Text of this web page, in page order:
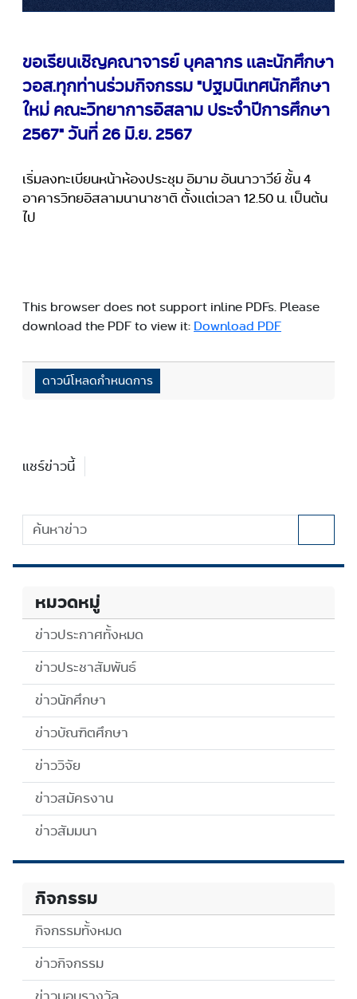
ขอเรียนเชิญคณาจารย์ บุคลากร เเละนักศึกษา
วอส.ทุกท่านร่วมกิจกรรม "ปฐมนิเทศนักศึกษา
ใหม่ คณะวิทยาการอิสลาม ประจำปีการศึกษา
2567" วันที่ 26 มิ.ย. 2567
เริ่มลงทะเบียนหน้าห้องประชุม อิมาม อันนาวาวีย์ ชั้น 4
อาคารวิทยอิสลามนานาชาติ ตั้งเเต่เวลา 12.50 น. เป็นต้น
ไป
This browser does not support inline PDFs. Please
download the PDF to view it: Download PDF
ดาวน์โหลดกำหนดการ
แชร์ข่าวนี้
หมวดหมู่
ข่าวประกาศทั้งหมด
ข่าวประชาสัมพันธ์
ข่าวนักศึกษา
ข่าวบัณฑิตศึกษา
ข่าววิจัย
ข่าวสมัครงาน
ข่าวสัมมนา
กิจกรรม
กิจกรรมทั้งหมด
ข่าวกิจกรรม